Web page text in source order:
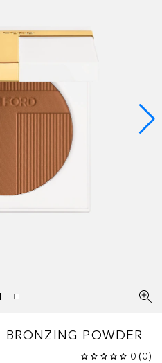
BRONZING POWDER
0 (0)